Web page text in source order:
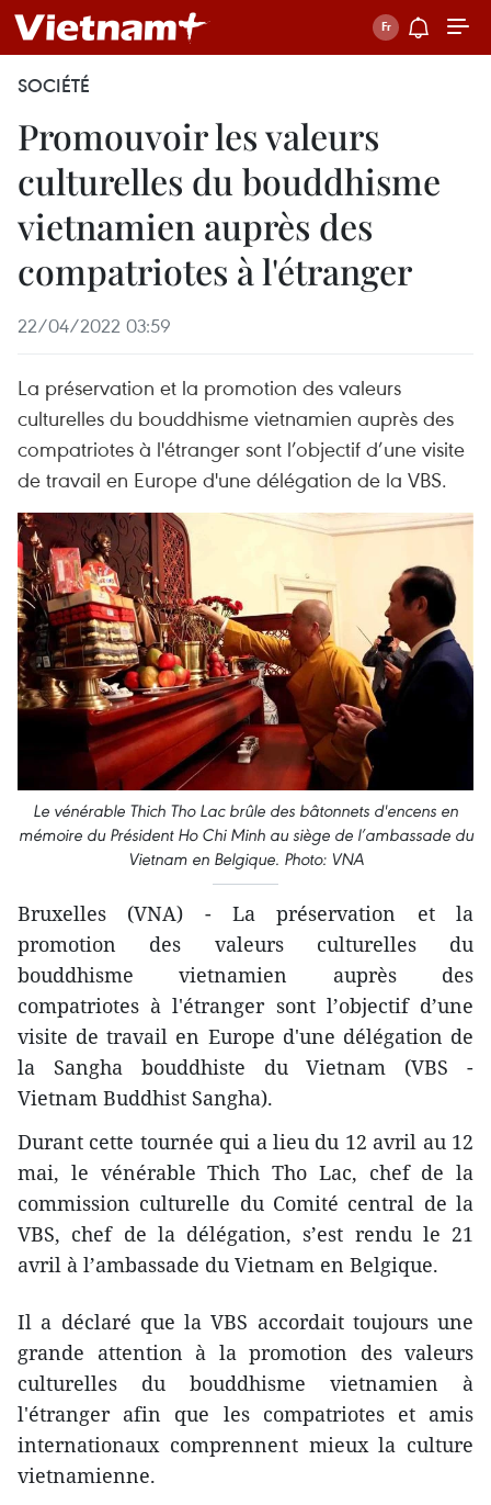
SOCIÉTÉ
Promouvoir les valeurs
culturelles du bouddhisme
vietnamien auprès des
compatriotes à l'étranger
22/04/2022 03:59
La préservation et la promotion des valeurs
culturelles du bouddhisme vietnamien auprès des
compatriotes à l'étranger sont l’objectif d’une visite
de travail en Europe d'une délégation de la VBS.
Le vénérable Thich Tho Lac brûle des bâtonnets d'encens en
mémoire du Président Ho Chi Minh au siège de l’ambassade du
Vietnam en Belgique. Photo: VNA
Bruxelles (VNA) - La préservation et la
promotion des valeurs culturelles du
bouddhisme vietnamien auprès des
compatriotes à l'étranger sont l’objectif d’une
visite de travail en Europe d'une délégation de
la
Sangha bouddhiste du Vietnam (VBS -
Vietnam Buddhist Sangha).
Durant cette tournée qui a lieu du 12 avril au 12
mai, le vénérable Thich Tho Lac, chef de la
commission culturelle du Comité central de la
VBS, chef de la délégation, s’est rendu le 21
avril à l’ambassade du Vietnam en Belgique.
Il a déclaré que la VBS accordait toujours une
grande attention à la promotion des valeurs
culturelles du bouddhisme vietnamien à
l'étranger afin que les compatriotes et amis
internationaux comprennent mieux la culture
vietnamienne.